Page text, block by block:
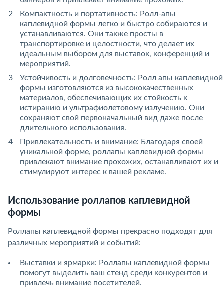
Компактность и портативность: Ролл-апы
каплевидной формы легко и быстро собираются и
устанавливаются. Они также просты в
транспортировке и целостности, что делает их
идеальным выбором для выставок, конференций и
мероприятий.
Устойчивость и долговечность: Ролл апы каплевидной
формы изготовляются из высококачественных
материалов, обеспечивающих их стойкость к
истиранию и ультрафиолетовому излучению. Они
сохраняют свой первоначальный вид даже после
длительного использования.
Привлекательность и внимание: Благодаря своей
уникальной форме, роллапы каплевидной формы
привлекают внимание прохожих, останавливают их и
стимулируют интерес к вашей рекламе.
Использование роллапов каплевидной
формы
Роллапы каплевидной формы прекрасно подходят для
различных мероприятий и событий:
Выставки и ярмарки: Роллапы каплевидной формы
помогут выделить ваш стенд среди конкурентов и
привлечь внимание посетителей.